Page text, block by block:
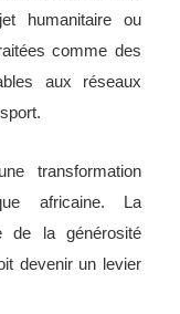
humanitaire ou
comme des
aux réseaux
transformation
africaine. La
de la générosité
devenir un levier